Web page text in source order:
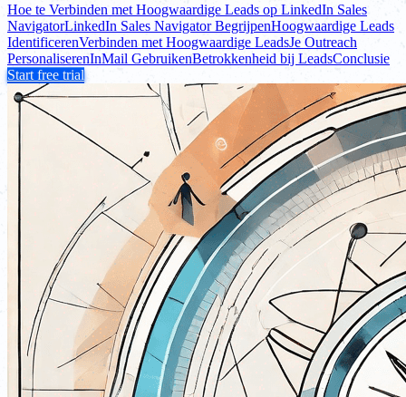
Hoe te Verbinden met Hoogwaardige Leads op LinkedIn Sales
NavigatorLinkedIn Sales Navigator BegrijpenHoogwaardige Leads
IdentificerenVerbinden met Hoogwaardige LeadsJe Outreach
PersonaliserenInMail GebruikenBetrokkenheid bij LeadsConclusie
Start free trial